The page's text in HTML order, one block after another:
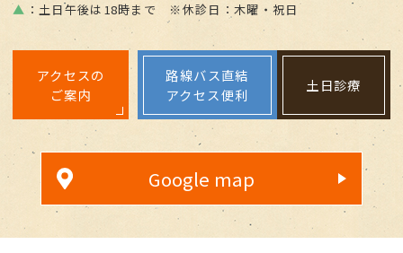
▲ ：土日午後は18時まで ※休診日：木曜・祝日
アクセスの
ご案内
路線バス直結
アクセス便利
土日診療
Google map